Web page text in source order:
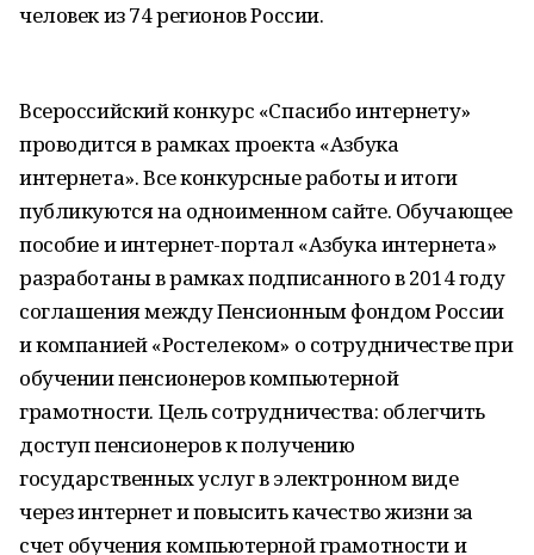
человек из 74 регионов России.
Всероссийский конкурс «Спасибо интернету»
проводится в рамках проекта «Азбука
интернета». Все конкурсные работы и итоги
публикуются на одноименном сайте. Обучающее
пособие и интернет-портал «Азбука интернета»
разработаны в рамках подписанного в 2014 году
соглашения между Пенсионным фондом России
и компанией «Ростелеком» о сотрудничестве при
обучении пенсионеров компьютерной
грамотности. Цель сотрудничества: облегчить
доступ пенсионеров к получению
государственных услуг в электронном виде
через интернет и повысить качество жизни за
счет обучения компьютерной грамотности и